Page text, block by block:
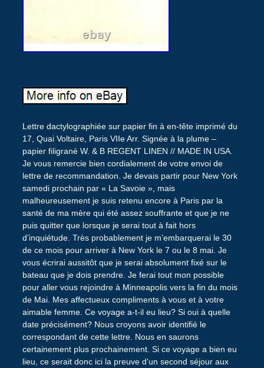
Lettre dactylographiée sur papier fin à en-tête imprimé du
17, Quai Voltaire, Paris VIIe Arr. Signée à la plume –
papier filigrané W. & B REGENT LINEN // MADE IN USA.
Je vous remercie bien cordialement de votre envoi de
lettre de recommandation. Je devais partir pour New York
samedi prochain par « La Savoie », mais
malheureusement je suis retenu encore à Paris par la
santé de ma mère qui été assez souffrante et que je ne
puis quitter que lorsque je serai tout à fait hors
d’inquiétude. Très probablement je m’embarquerai le 30
de ce mois pour arriver à New York le 7 ou le 8 mai. Je
vous écrirai aussitôt que je serai absolument fixé sur le
bateau que je dois prendre. Je ferai tout mon possible
pour aller vous rejoindre à Minneapolis vers la fin du mois
de Mai. Mes affectueux compliments à vous et à votre
aimable femme. Ce voyage a-t-il eu lieu? Si oui à quelle
date précisément? Nous croyons avoir identifié le
correspondant de cette lettre. Nous en saurons
certainement plus prochainement. Si ce voyage a bien eu
lieu, ce serait donc ici la preuve d’un second séjour aux